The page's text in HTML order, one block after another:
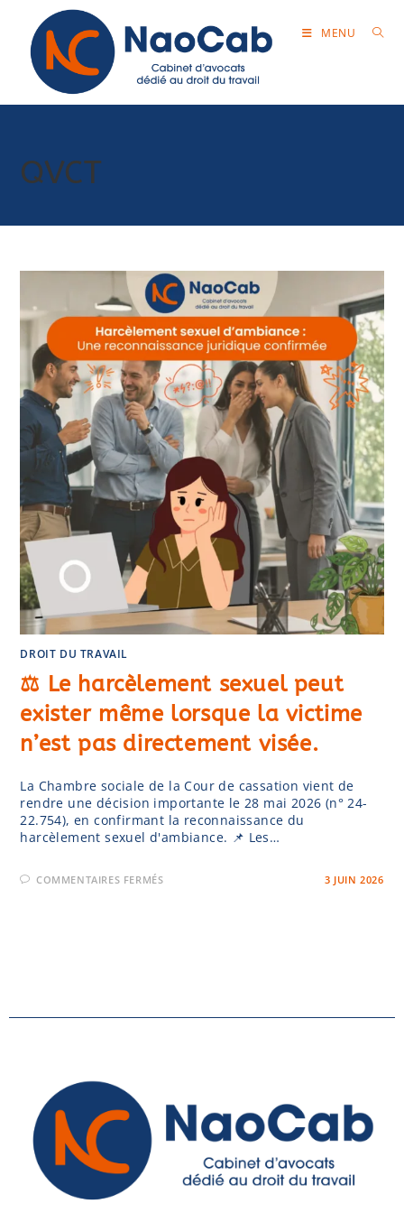
MENU
QVCT
DROIT DU TRAVAIL
⚖️ Le harcèlement sexuel peut
exister même lorsque la victime
n’est pas directement visée.
La Chambre sociale de la Cour de cassation vient de
rendre une décision importante le 28 mai 2026 (n° 24-
22.754), en confirmant la reconnaissance du
harcèlement sexuel d'ambiance. 📌 Les…
COMMENTAIRES FERMÉS 3 JUIN 2026